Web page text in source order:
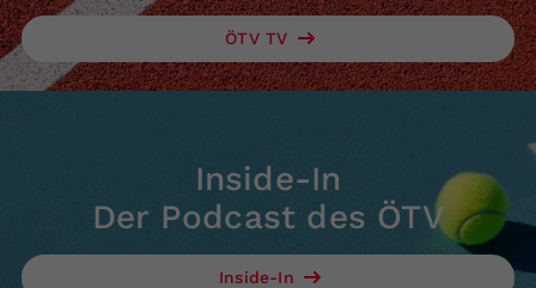
ÖTV TV
Inside-In
Der Podcast des ÖTV
Inside-In